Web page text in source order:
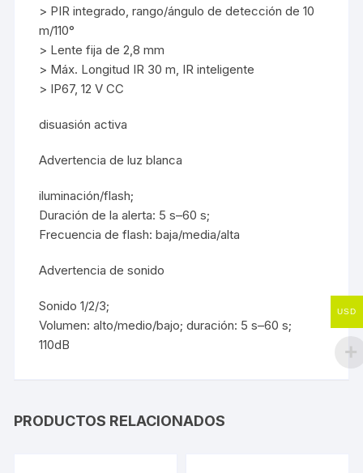
> PIR integrado, rango/ángulo de detección de 10
m/110°
> Lente fija de 2,8 mm
> Máx. Longitud IR 30 m, IR inteligente
> IP67, 12 V CC
disuasión activa
Advertencia de luz blanca
iluminación/flash;
Duración de la alerta: 5 s–60 s;
Frecuencia de flash: baja/media/alta
Advertencia de sonido
Sonido 1/2/3;
Volumen: alto/medio/bajo; duración: 5 s–60 s;
110dB
PRODUCTOS RELACIONADOS
USD